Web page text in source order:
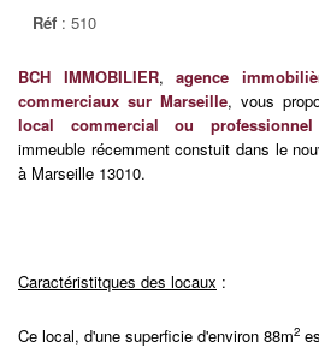
Réf : 510
BCH IMMOBILIER,agence
commerciaux sur Marseille, vous
local commercial ou professionnel
immeuble récemment constuit dans le
à Marseille 13010.
Caractéristitques des locaux :
Ce local, d'une superficie d'environ 88m2